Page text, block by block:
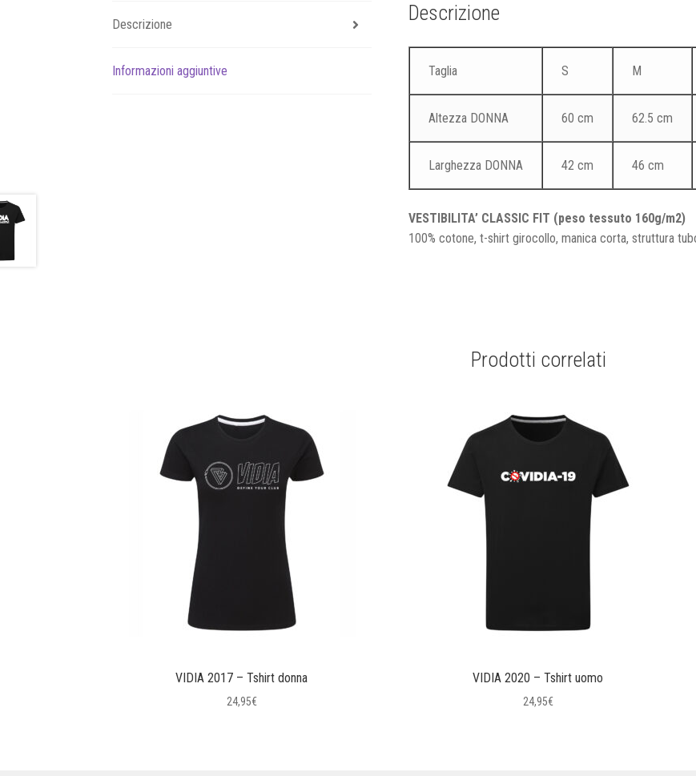
Descrizione
Informazioni aggiuntive
Descrizione
Taglia S M
Altezza DONNA 60 cm 62.5 cm
Larghezza DONNA 42 cm 46 cm
VESTIBILITA’ CLASSIC FIT (peso tessuto 160g/m2)
100% cotone, t-shirt girocollo, manica corta, struttura
Prodotti correlati
VIDIA 2017 – Tshirt donna
24,95€
VIDIA 2020 – Tshirt uomo
24,95€